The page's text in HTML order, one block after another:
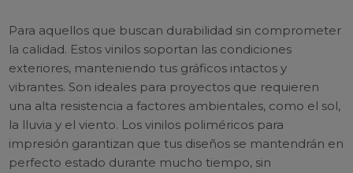
Para aquellos que buscan durabilidad sin comprometer
la calidad. Estos vinilos soportan las condiciones
exteriores, manteniendo tus gráficos intactos y
vibrantes. Son ideales para proyectos que requieren
una alta resistencia a factores ambientales, como el sol,
la lluvia y el viento. Los vinilos poliméricos para
impresión garantizan que tus diseños se mantendrán en
perfecto estado durante mucho tiempo, sin